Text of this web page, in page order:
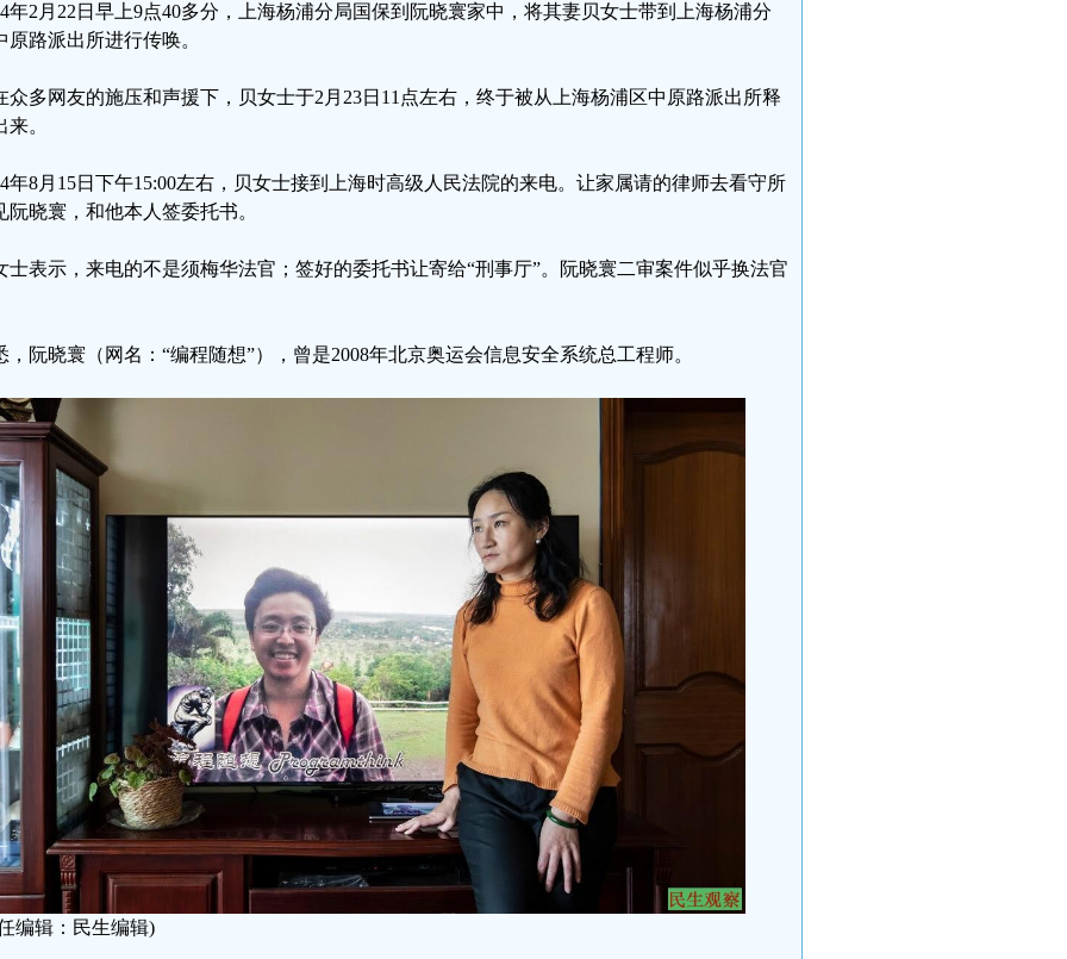
年2月22日早上9点40多分，上海杨浦分局国保到阮晓寰家中，将其妻贝女士带到上海杨浦分
原路派出所进行传唤。
众多网友的施压和声援下，贝女士于2月23日11点左右，终于被从上海杨浦区中原路派出所释
来。
年8月15日下午15:00左右，贝女士接到上海时高级人民法院的来电。让家属请的律师去看守所
阮晓寰，和他本人签委托书。
士表示，来电的不是须梅华法官；签好的委托书让寄给“刑事厅”。阮晓寰二审案件似乎换法官
，阮晓寰（网名：“编程随想”），曾是2008年北京奥运会信息安全系统总工程师。
编辑：民生编辑)